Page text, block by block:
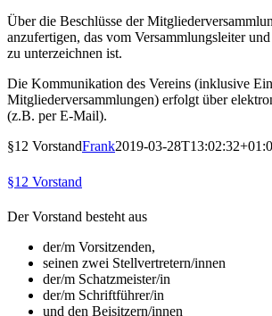
Über die Beschlüsse der
anzufertigen, das vom Versammlungsleiter
zu unterzeichnen ist.
Die Kommunikation des Vereins (inklusive
Mitgliederversammlungen) erfolgt über
(z.B. per E-Mail).
§12 VorstandFrank2019-03-
§12 Vorstand
Der Vorstand besteht aus
der/m Vorsitzenden,
seinen zwei Stellvertretern/innen
der/m Schatzmeister/in
der/m Schriftführer/in
und den Beisitzern/innen